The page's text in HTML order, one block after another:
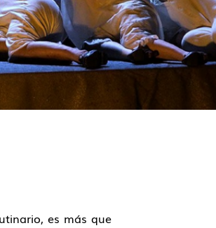
es más que